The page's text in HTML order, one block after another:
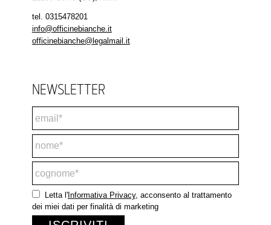
tel. 0315478201
info@officinebianche.it
officinebianche@legalmail.it
NEWSLETTER
Letta l'Informativa Privacy, acconsento al trattamento
dei miei dati per finalità di marketing